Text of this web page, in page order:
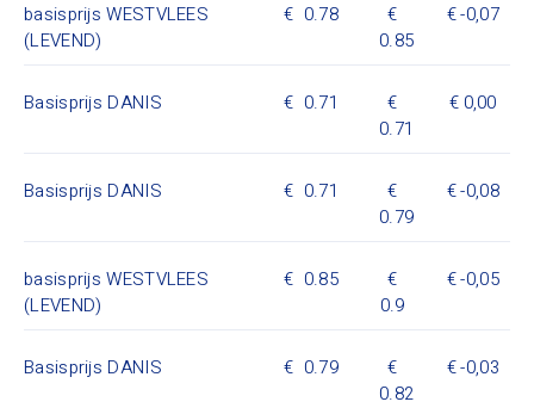
basisprijs WESTVLEES
(LEVEND)
0.78
0.85
-0,07
Basisprijs DANIS
0.71
0.71
0,00
Basisprijs DANIS
0.71
0.79
-0,08
basisprijs WESTVLEES
(LEVEND)
0.85
0.9
-0,05
Basisprijs DANIS
0.79
0.82
-0,03